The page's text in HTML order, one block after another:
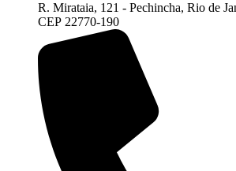
R. Mirataia, 121 - Pechincha, Rio de
CEP 22770-190